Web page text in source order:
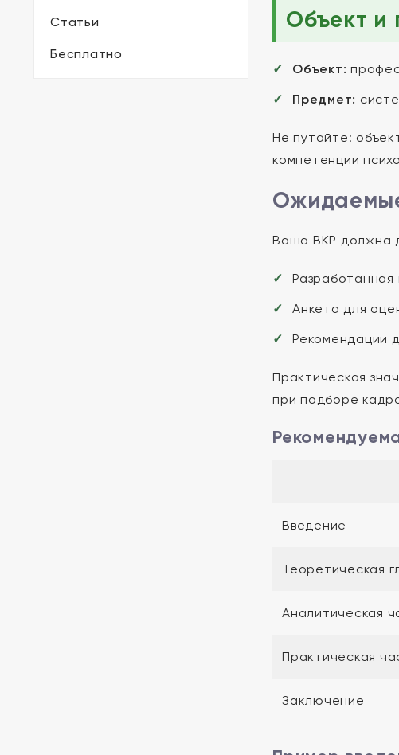
Статьи
Бесплатно
Объект и
Объект:
Предмет:
Не путайте:
компетенции
Ваша ВКР должна
Разработанная
Анкета для
Рекомендации
Практическая
при подборе
Введение
Теоретическая
Аналитическая
Практическая
Заключение